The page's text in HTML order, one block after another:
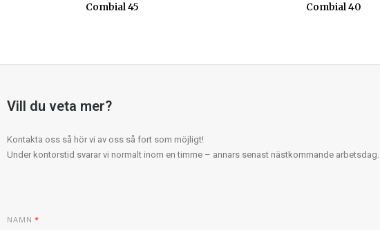
Combial 45 Combial 40
Vill du veta mer?
Kontakta oss så hör vi av oss så fort som möjligt!
Under kontorstid svarar vi normalt inom en timme – annars senast nästkommande arbetsdag.
NAMN*